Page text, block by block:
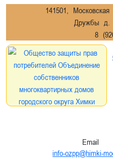
Перейти
141501,
Дружбы
8
Email
info-ozpp@himki-